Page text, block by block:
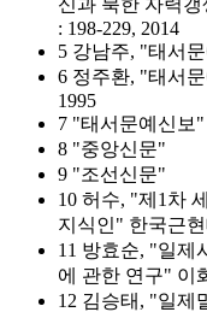
신과 북한 자력
: 198-229, 2014
5 강남주, "태서
6 정주환, "태서
1995
7 "태서문예신보"
8 "중앙신문"
9 "조선신문"
10 허수, "제1차
지식인" 한국근현
11 방효순, "일제
에 관한 연구" 이
12 김승태, "일제